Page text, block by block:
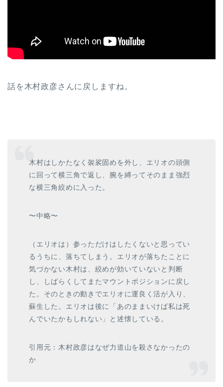
話を木村政彦さんに戻しますね。
木村はしかたなく袈裟固めを外し、エリオの頭側
に回って横三角で返し、腕を縛ってそのまま強烈
な横三角絞めに入った。
〜中略〜
（エリオは）参っただけはしたくないと思ってい
るうちに、落ちてしまう。エリオが落ちたことに
気づかない木村は、絞めが効いていないと判断
し、しばらくしてまたマウントポジションに戻し
た。そのときの動きでエリオに運良く活が入り、
蘇生した。エリオは後に「あのままいけば私は死
んでいたかもしれない」と述懐している。
引用元：木村政彦はなぜ力道山を殺さなかったの
か